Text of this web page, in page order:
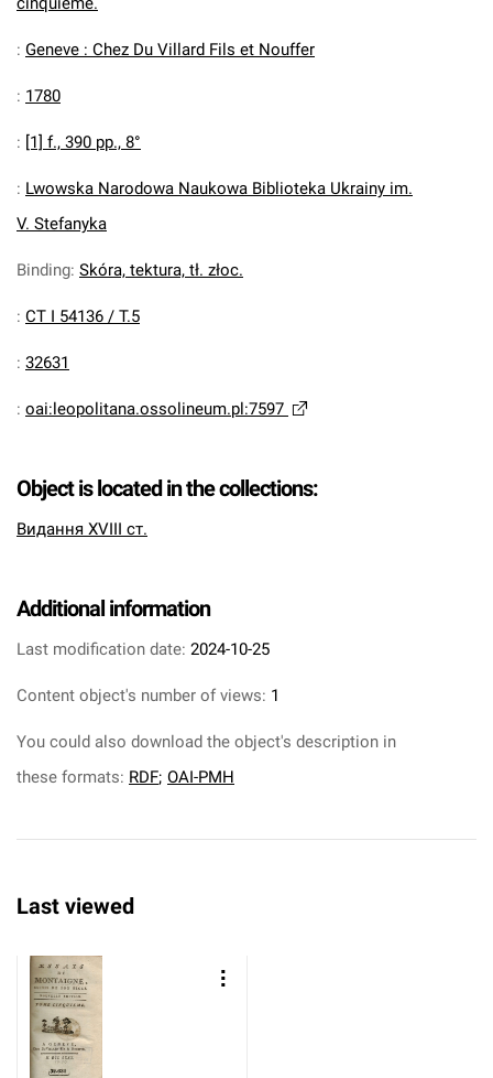
: Geneve : Chez Du Villard Fils et Nouffer
: 1780
: [1] f., 390 pp., 8°
: Lwowska Narodowa Naukowa Biblioteka Ukrainy im.
V. Stefanyka
Binding: Skóra, tektura, tł. złoc.
: CT I 54136 / T.5
: 32631
: oai:leopolitana.ossolineum.pl:7597
Object is located in the collections:
Видання XVIII ст.
Additional information
Last modification date: 2024-10-25
Content object's number of views: 1
You could also download the object's description in
these formats: RDF; OAI-PMH
Last viewed